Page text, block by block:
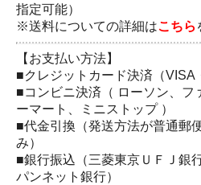
指定可能）
※送料についての詳細はこちら
【お支払い方法】
■クレジットカード決済（VISA
■コンビニ決済（ ローソン、フ
ーマート、ミニストップ ）
■代金引換（発送方法が普通郵
み）
■銀行振込（三菱東京ＵＦＪ銀
パンネット銀行）